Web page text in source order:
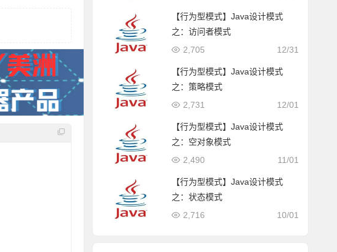
【行为型模式】Java设计模式
之：访问者模式
12/31
2,705
【行为型模式】Java设计模式
之：策略模式
12/01
2,731
【行为型模式】Java设计模式
之：空对象模式
11/01
2,490
【行为型模式】Java设计模式
之：状态模式
10/01
2,716